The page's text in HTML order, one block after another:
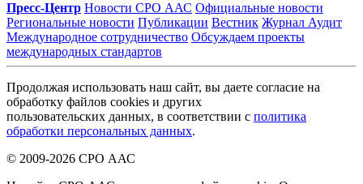
Пресс-Центр Новости СРО ААС Официальные новости
Региональные новости Публикации Вестник Журнал Аудит
Международное сотрудничество Обсуждаем проекты
международных стандартов
Продолжая использовать наш сайт, вы даете согласие на
обработку файлов cookies и других
пользовательских данных, в соответствии с политика
обработки персональных данных.
© 2009-2026 СРО ААС